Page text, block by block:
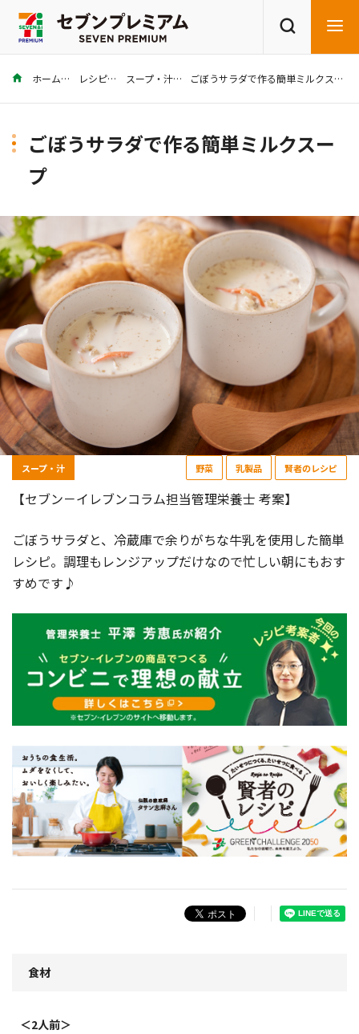
商品を探す レシピを探す
ホーム レシピ スープ・汁 ごぼうサラダで作る簡単ミルクスープ
ごぼうサラダで作る簡単ミルクスー
プ
スープ・汁 野菜 乳製品 賢者のレシピ
【セブン－イレブンコラム担当管理栄養士 考案】
ごぼうサラダと、冷蔵庫で余りがちな牛乳を使用した簡単
レシピ。調理もレンジアップだけなので忙しい朝にもおす
すめです♪
食材
＜2人前＞